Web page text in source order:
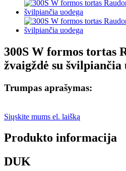
300S W formos tortas
žvaigždė su švilpiančia
Trumpas aprašymas:
Siųskite mums el. laišką
Produkto informacija
DUK